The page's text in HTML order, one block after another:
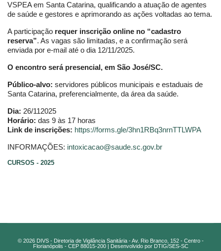
VSPEA em Santa Catarina, qualificando a atuação de agentes
de saúde e gestores e aprimorando as ações voltadas ao tema.
A participação requer inscrição online no “cadastro
reserva”. As vagas são limitadas, e a confirmação será
enviada por e-mail até o dia 12/11/2025.
O encontro será presencial, em São José/SC.
Público-alvo: servidores públicos municipais e estaduais de
Santa Catarina, preferencialmente, da área da saúde.
Dia: 26/112025
Horário: das 9 às 17 horas
Link de inscrições: https://forms.gle/3hn1RBq3nrnTTLWPA
INFORMAÇÕES: intoxicacao@saude.sc.gov.br
CURSOS - 2025
© 2026 DIVS - Diretoria de Vigilância Sanitária - Av. Rio Branco, 152 - Centro -
Florianópolis - CEP 88015-200 | Desenvolvido por DTIG/SES-SC